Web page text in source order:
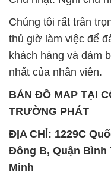
Chúng tôi rất trân
thủ giờ làm việc để
khách hàng và đảm
nhất của nhân viên.
BẢN ĐỒ MAP TẠI
TRƯỜNG PHÁT
ĐỊA CHỈ: 1229C
Đông B, Quận Bình
Minh